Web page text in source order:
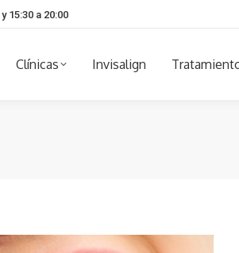
15:30 a 20:00
Clínicas Invisalign